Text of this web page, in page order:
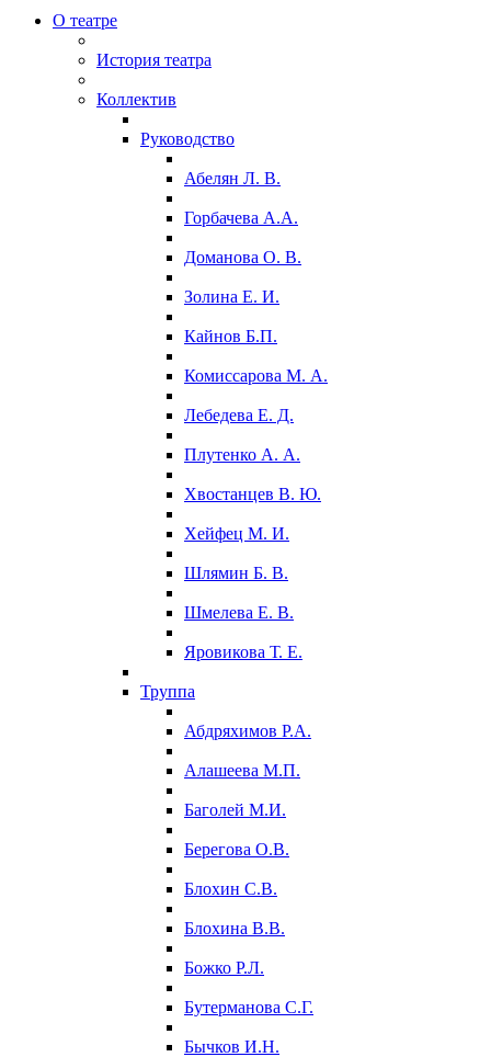
О театре
История театра
Коллектив
Руководство
Абелян Л. В.
Горбачева А.А.
Доманова О. В.
Золина Е. И.
Кайнов Б.П.
Комиссарова М. А.
Лебедева Е. Д.
Плутенко А. А.
Хвостанцев В. Ю.
Хейфец М. И.
Шлямин Б. В.
Шмелева Е. В.
Яровикова Т. Е.
Труппа
Абдряхимов Р.А.
Алашеева М.П.
Баголей М.И.
Берегова О.В.
Блохин С.В.
Блохина В.В.
Божко Р.Л.
Бутерманова С.Г.
Бычков И.Н.